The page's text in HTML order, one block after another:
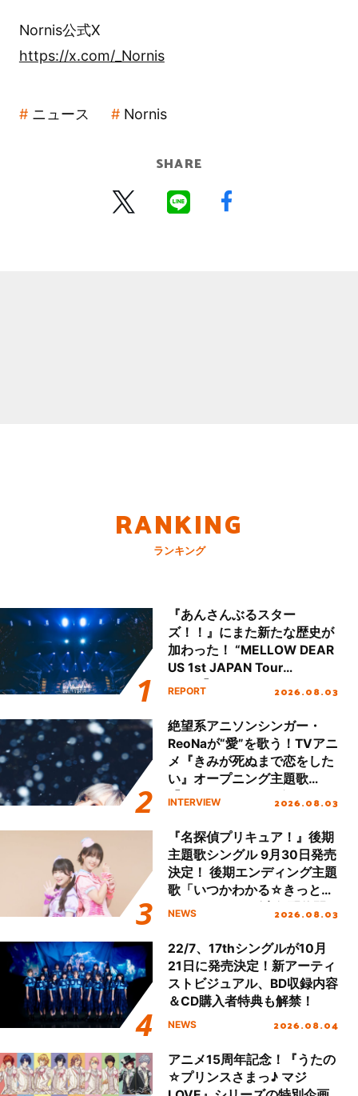
Nornis公式X
https://x.com/_Nornis
ニュース Nornis
SHARE
RANKING
ランキング
『あんさんぶるスター
ズ！！』にまた新たな歴史が
加わった！ “MELLOW DEAR
US 1st JAPAN Tour
Final「NICE to meet YOU
ート!!
REPORT 2026.08.03
絶望系アニソンシンガー・
ReoNaが“愛”を歌う！TVアニ
メ『きみが死ぬまで恋をした
い』オープニング主題歌
「Amore」インタビュー
INTERVIEW 2026.08.03
『名探偵プリキュア！』後期
主題歌シングル 9月30日発売
決定！ 後期エンディング主題
歌「いつかわかる☆きっとあ
える」TVサイズ先行配信開
NEWS 2026.08.03
22/7、17thシングルが10月
21日に発売決定！新アーティ
ストビジュアル、BD収録内容
＆CD購入者特典も解禁！
NEWS 2026.08.04
アニメ15周年記念！『うたの
☆プリンスさまっ♪ マジ